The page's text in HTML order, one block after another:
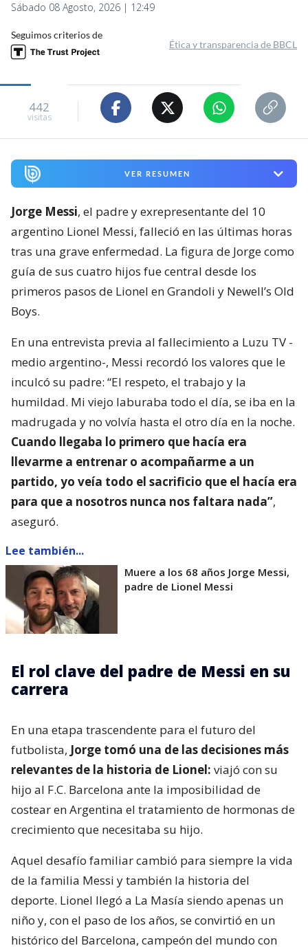
Sábado 08 Agosto, 2026 | 12:49
Seguimos criterios de
Ética y transparencia de BBCL
442
visitas
VER RESUMEN
Jorge Messi, el padre y exrepresentante del 10
argentino Lionel Messi, falleció en las últimas horas
tras una grave enfermedad. La figura de Jorge como
guía de sus cuatro hijos fue central desde los
primeros pasos de Lionel en Grandoli y Newell’s Old
Boys.
En una entrevista previa al fallecimiento a Luzu TV -
medio argentino-, Messi recordó los valores que le
inculcó su padre: “El respeto, el trabajo y la
humildad. Mi viejo laburaba todo el día, se iba en la
madrugada y no volvía hasta el otro día en la noche.
Cuando llegaba lo primero que hacía era
llevarme a entrenar o acompañarme a un
partido, yo veía todo el sacrificio que el hacía era
para que a nosotros nunca nos faltara nada”,
aseguró.
Lee también...
Muere a los 68 años Jorge Messi,
padre de Lionel Messi
El rol clave del padre de Messi en su
carrera
En una etapa trascendente para el futuro del
futbolista, Jorge tomó una de las decisiones más
relevantes de la historia de Lionel: viajó con su
hijo al F.C. Barcelona ante la imposibilidad de
costear en Argentina el tratamiento de hormonas de
crecimiento que necesitaba su hijo.
Aquel desafío familiar cambió para siempre la vida
de la familia Messi y también la historia del
deporte. Lionel llegó a La Masía siendo apenas un
niño y, con el paso de los años, se convirtió en un
histórico del Barcelona, campeón del mundo con